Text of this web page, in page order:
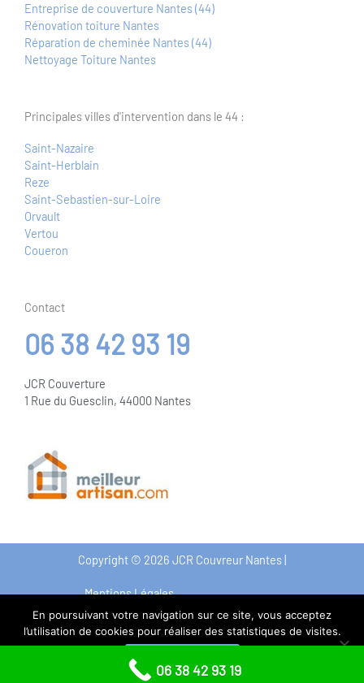
Entreprise de couverture Nantes (44)
Rénovation toiture Nantes
Réparation de cheminée Nantes (44)
Nettoyage Toiture Nantes
Principales villes d'intervention dans le 44 :
Saint-Nazaire
Saint-Herblain
Reze
Saint-Sebastien-sur-Loire
Orvault
Vertou
Coueron
Contact
06 38 42 93 19
JCR Couverture
1 Rue du Guesclin, 44000 Nantes
Copyright © 2026 JCR Couvreur Nantes |
Mentions Légales
06 38 42 93 19
En poursuivant votre navigation sur ce site, vous acceptez
l’utilisation de cookies pour réaliser des statistiques de visites.